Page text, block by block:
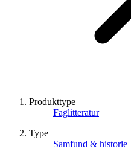
Produkttype
Faglitteratur
Type
Samfund & historie